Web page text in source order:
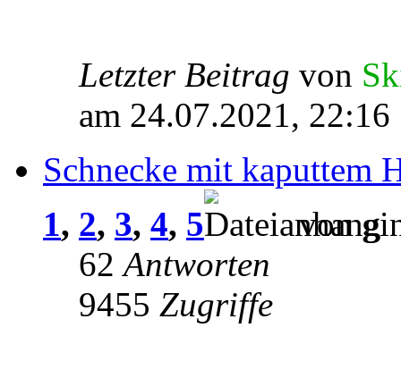
Letzter Beitrag von
am 24.07.2021, 22:16
Schnecke mit kaputtem
1, 2, 3, 4, 5
von
62Antworten
9455 Zugriffe